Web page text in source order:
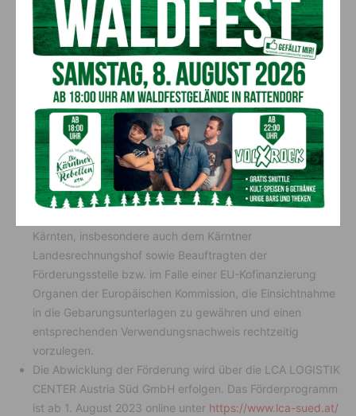
Anschlussbahnen oder öffentliche Ladestellen abgewickelt
werden.
Förderungsfähig sind Einzelwagen im
Schienengüterverkehr, die zwischen 1. August 2023 und
30. Juni 2024 transportiert werden.
Der Start- oder der Endpunkt des Einzelwagens muss
innerhalb des Landes Kärnten liegen.
Das Land gewährt einen Zuschuss in der Höhe von € 240,-
je transportiertem Einzelwagen (entweder An- oder
Ablieferverkehr) an Kärntner Unternehmen.
Der Förderungswerber verpflichtet sich, den für die
Kärnten, insbesondere auch dem Kärntner
Landesrechnungshof sowie Beauftragten der
Förderungsstelle bzw. im Falle einer EU-Kofinanzierung
Organen der Europäischen Kommission, die Einsichtnahme
in die Gebarungsunterlagen zu gewähren und einen
entsprechenden Verwendungsnachweis rechtzeitig
vorzulegen.
Die Abwicklung der Förderung wird über die LCA LOGISTIK
CENTER Austria Süd GmbH erfolgen. Das Förderprogramm
ist ab 1. August 2023 online unter https://www.lca-sued.at/